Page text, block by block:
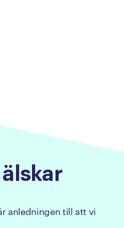
älskar
anledningen till att vi